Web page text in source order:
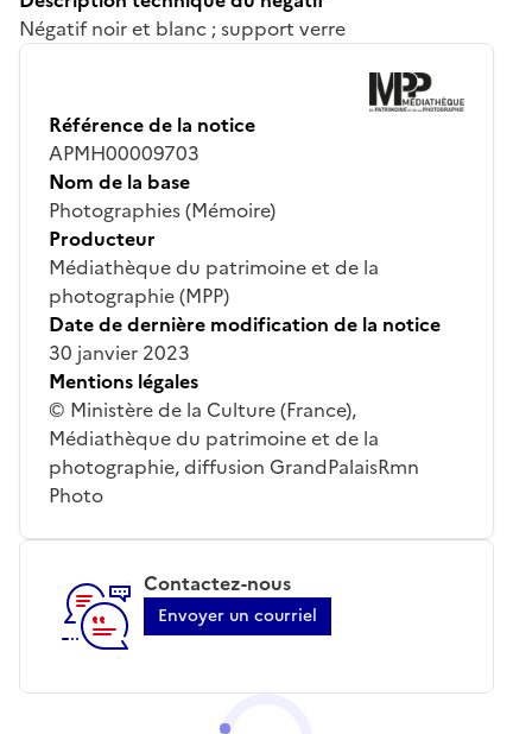
Négatif noir et blanc ; support verre
Référence de la notice
APMH00009703
Nom de la base
Photographies (Mémoire)
Producteur
Médiathèque du patrimoine et de la
photographie (MPP)
Date de dernière modification de la notice
30 janvier 2023
Mentions légales
© Ministère de la Culture (France),
Médiathèque du patrimoine et de la
photographie, diffusion GrandPalaisRmn
Photo
Contactez-nous
Envoyer un courriel